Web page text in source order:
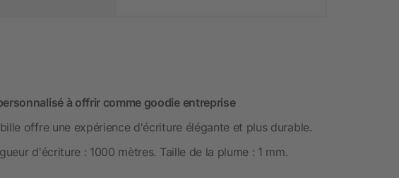
à offrir comme goodie entreprise
offre une expérience d'écriture élégante et plus durable.
d'écriture : 1000 mètres. Taille de la plume : 1 mm.